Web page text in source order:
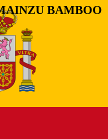
BAMBOO